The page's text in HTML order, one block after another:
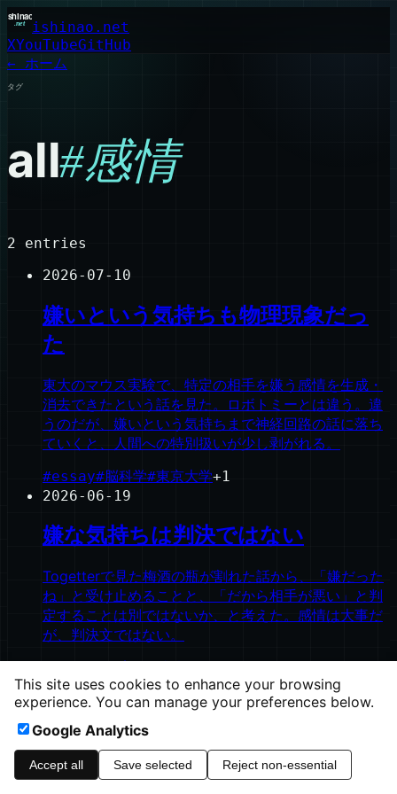
ishinao.net
XYouTubeGitHub
← ホーム
タグ
all#感情
2 entries
2026-07-10
嫌いという気持ちも物理現象だっ
た
東大のマウス実験で、特定の相手を嫌う感情を生成・
消去できたという話を見た。ロボトミーとは違う。違
うのだが、嫌いという気持ちまで神経回路の話に落ち
ていくと、人間への特別扱いが少し剥がれる。
#essay#脳科学#東京大学+1
2026-06-19
嫌な気持ちは判決ではない
Togetterで見た梅酒の瓶が割れた話から、「嫌だった
ね」と受け止めることと、「だから相手が悪い」と判
定することは別ではないか、と考えた。感情は大事だ
が、判決文ではない。
©2026 ishinao.net
heavymoons.netAmpless CMS
This site uses cookies to enhance your browsing
experience. You can manage your preferences below.
Google Analytics
Accept all Save selected Reject non-essential